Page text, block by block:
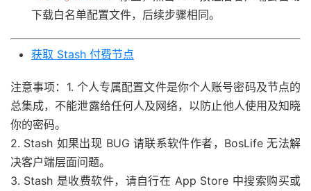
下载白名单配置文件，后续步骤相同。
获取 Stash 付费节点
注意事项： 1. 个人专属配置文件是你个人账号密码及节点的
总集成，不能泄露给任何人及网络，以防止他人使用及知晓
你的密码。
2. Stash 如果出现 BUG 请联系软件作者，BosLife 无法解
决客户端层面问题。
3. Stash 是收费软件，请自行在 App Store 中搜索购买或